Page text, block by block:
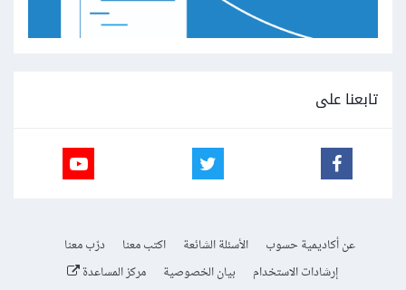
تابعنا على
عن أكاديمية حسوب الأسئلة الشائعة اكتب معنا
درّب معنا
إرشادات الاستخدام
بيان الخصوصية مركز المساعدة